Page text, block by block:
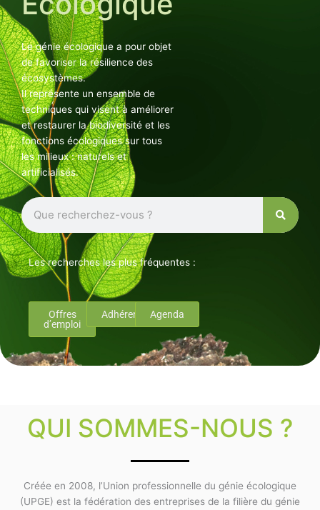
Le génie écologique a pour objet
de favoriser la résilience des
écosystèmes.
Il représente un ensemble de
techniques qui visent à améliorer
et restaurer la biodiversité et les
fonctions écologiques sur tous
les milieux : naturels et
artificialisés.
Rechercher
Les recherches les plus fréquentes :
Offres
d’emploi
Adhérents Agenda
QUI SOMMES-NOUS ?
Créée en 2008, l’Union professionnelle du génie écologique
(UPGE) est la fédération des entreprises de la filière du génie